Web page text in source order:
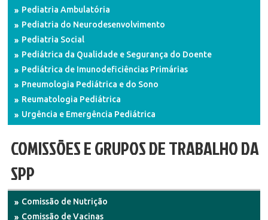
Pediatria Ambulatória
Pediatria do Neurodesenvolvimento
Pediatria Social
Pediátrica da Qualidade e Segurança do Doente
Pediátrica de Imunodeficiências Primárias
Pneumologia Pediátrica e do Sono
Reumatologia Pediátrica
Urgência e Emergência Pediátrica
COMISSÕES E GRUPOS DE TRABALHO DA
SPP
Comissão de Nutrição
Comissão de Vacinas